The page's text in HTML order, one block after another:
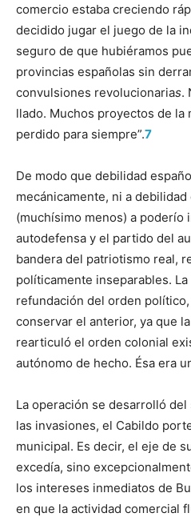
comercio estaba creciendo
decidido jugar el juego de la
seguro de que hubiéramos
provincias españolas sin
convulsiones revolucionarias.
llado. Muchos proyectos de la
perdido para siem­pre”.7
De modo que debilidad
mecánicamente, ni a
(muchísimo menos) a poderío
autodefensa y el partido del
bandera del pa­triotismo real,
políticamente inseparables.
refundación del orden
conservar el anterior, ya que
rearticuló el orden colonial
autónomo de hecho. Ésa era
La operación se desarrolló
las invasiones, el Cabildo
municipal. Es decir, el eje de
excedía, sino
los inte­reses inmediatos de
en que la actividad comercial